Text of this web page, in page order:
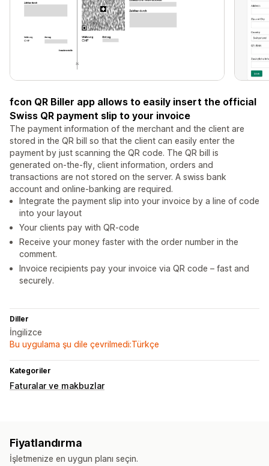
fcon QR Biller app allows to easily insert the official
Swiss QR payment slip to your invoice
The payment information of the merchant and the client are
stored in the QR bill so that the client can easily enter the
payment by just scanning the QR code. The QR bill is
generated on-the-fly, client information, orders and
transactions are not stored on the server. A swiss bank
account and online-banking are required.
Integrate the payment slip into your invoice by a line of code
into your layout
Your clients pay with QR-code
Receive your money faster with the order number in the
comment.
Invoice recipients pay your invoice via QR code – fast and
securely.
Diller
İngilizce
Bu uygulama şu dile çevrilmedi:Türkçe
Kategoriler
Faturalar ve makbuzlar
Fiyatlandırma
İşletmenize en uygun planı seçin.